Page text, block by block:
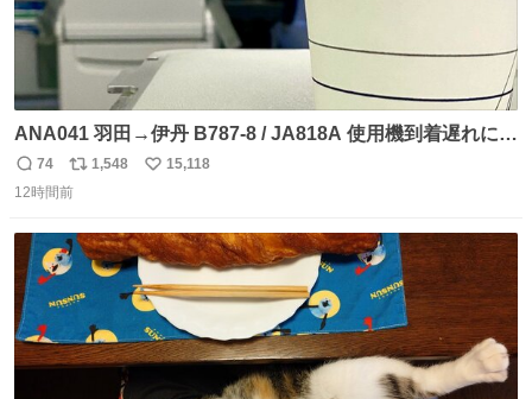
ANA041 羽田→伊丹 B787-8 / JA818A 使用機到着遅れにつ
き 「安全に支障ない範囲で1分1秒でも遅延回復に努めてお
ります」と機長の気合い十分！ が、フライトは順調に進み
じられております」 でコンソメスープ吹き出しそうになり
ましたw
返
信
74
リ
ポ
ト
数
1,548
い
数
15,118
12時間前